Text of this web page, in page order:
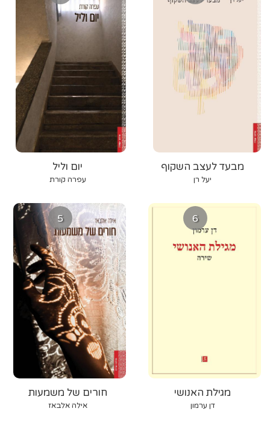
יום וליל
עפרה קורת
מבעד לעצב השקוף
יעל רן
5
חורים של משמעות
אילה אלבאז
6
מגילת האנושי
דן ערמון